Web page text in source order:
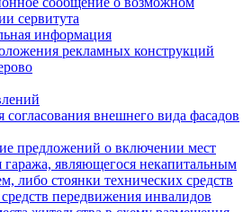
сервитута
информация
рекламных конструкций
согласования внешнего вида фасадов
предложений о включении мест
гаража, являющегося некапитальным
либо стоянки технических средств
передвижения инвалидов